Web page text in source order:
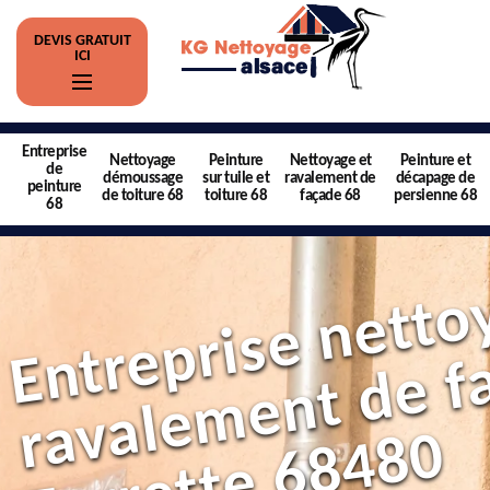
DEVIS GRATUIT
ICI
Entreprise
de
peinture
68
Nettoyage
démoussage
de toiture 68
Peinture
sur tuile et
toiture 68
Nettoyage et
ravalement de
façade 68
Peinture et
décapage de
persienne 68